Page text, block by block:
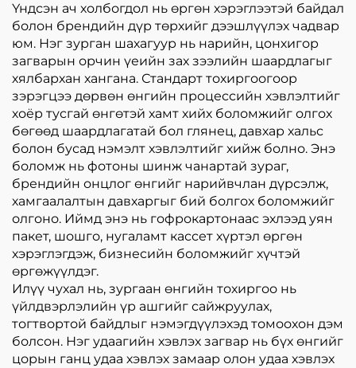
Үндсэн ач холбогдол нь өргөн хэрэглээтэй байдал
болон брендийн дүр төрхийг дээшлүүлэх чадвар
юм. Нэг зурган шахагуур нь нарийн, цонхигор
загварын орчин үеийн зах зээлийн шаардлагыг
хялбархан хангана. Стандарт тохиргоогоор
зэрэгцээ дөрвөн өнгийн процессийн хэвлэлтийг
хоёр тусгай өнгөтэй хамт хийх боломжийг олгох
бөгөөд шаардлагатай бол глянец, давхар хальс
болон бусад нэмэлт хэвлэлтийг хийж болно. Энэ
боломж нь фотоны шинж чанартай зураг,
брендийн онцлог өнгийг нарийвчлан дүрсэлж,
хамгаалалтын давхаргыг бий болгох боломжийг
олгоно. Иймд энэ нь гофрокартонаас эхлээд уян
пакет, шошго, нугаламт кассет хүртэл өргөн
хэрэглэгдэж, бизнесийн боломжийг хүчтэй
өргөжүүлдэг.
Илүү чухал нь, зургаан өнгийн тохиргоо нь
үйлдвэрлэлийн үр ашгийг сайжруулах,
тогтвортой байдлыг нэмэгдүүлэхэд томоохон дэм
болсон. Нэг удаагийн хэвлэх загвар нь бүх өнгийг
цорын ганц удаа хэвлэх замаар олон удаа хэвлэх